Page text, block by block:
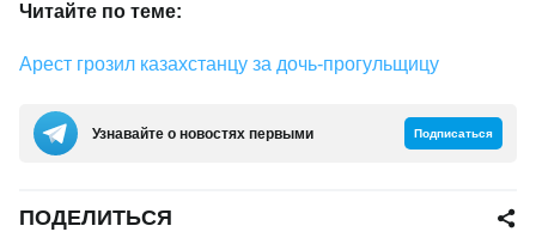
Читайте по теме:
Арест грозил казахстанцу за дочь-прогульщицу
Узнавайте о новостях первыми Подписаться
ПОДЕЛИТЬСЯ